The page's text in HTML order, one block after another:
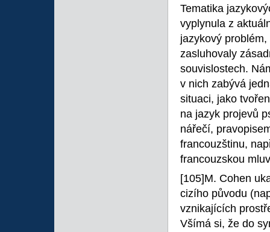
Tematika
vyplynula z
jazykový
zasluhovaly
souvislostech.
v nich zabývá
situaci, jako
na jazyk projevů
nářečí,
francouzštinu,
francouzskou
[105]M. Cohen
cizího původu
vznikajících
Všímá si, že do